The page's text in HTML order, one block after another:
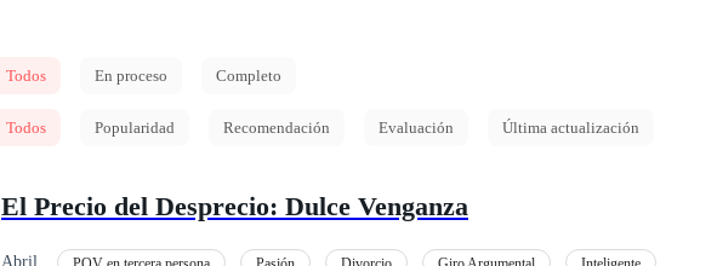
Todos En proceso Completo
Todos Popularidad Recomendación Evaluación Última actualización
El Precio del Desprecio: Dulce Venganza
Abril